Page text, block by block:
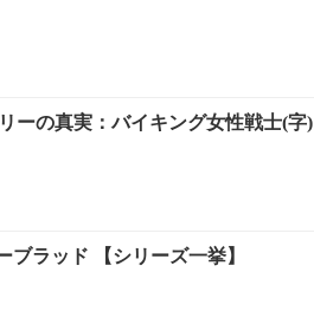
ーの真実：バイキング女性戦士(字)
ラッド 【シリーズ一挙】